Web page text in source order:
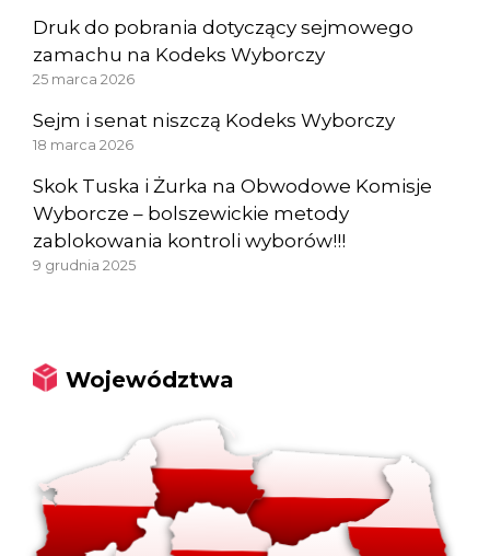
Druk do pobrania dotyczący sejmowego
zamachu na Kodeks Wyborczy
25 marca 2026
Sejm i senat niszczą Kodeks Wyborczy
18 marca 2026
Skok Tuska i Żurka na Obwodowe Komisje
Wyborcze – bolszewickie metody
zablokowania kontroli wyborów!!!
9 grudnia 2025
Województwa